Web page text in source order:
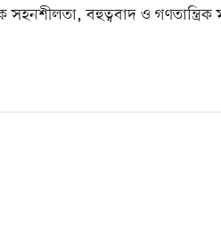
সহনশীলতা, বহুত্ববাদ ও